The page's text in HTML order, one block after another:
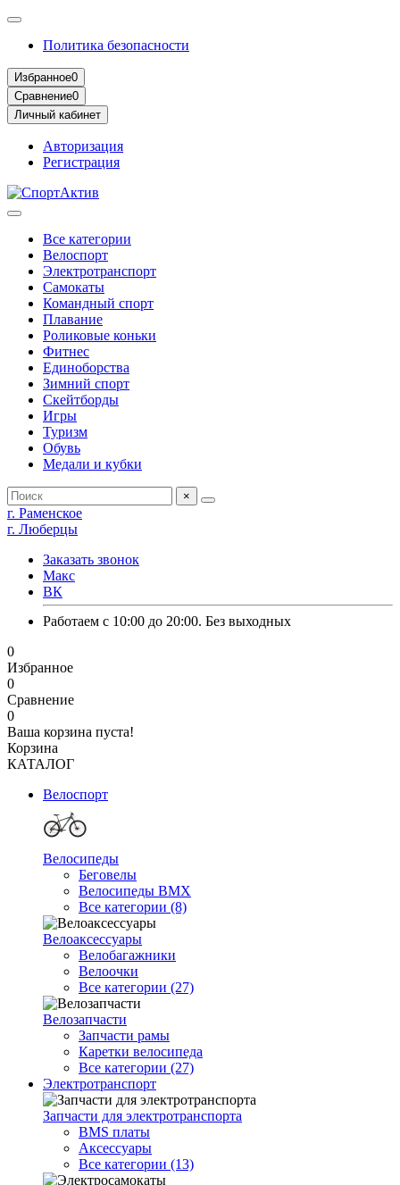
Политика безопасности
Избранное0
Сравнение0
Личный кабинет
Авторизация
Регистрация
Все категории
Велоспорт
Электротранспорт
Самокаты
Командный спорт
Плавание
Роликовые коньки
Фитнес
Единоборства
Зимний спорт
Скейтборды
Игры
Туризм
Обувь
Медали и кубки
×
г. Раменское
г. Люберцы
Заказать звонок
Макс
ВК
Работаем с 10:00 до 20:00. Без выходных
0
Избранное
0
Сравнение
0
Ваша корзина пуста!
Корзина
КАТАЛОГ
Велоспорт
Велосипеды
Беговелы
Велосипеды BMX
Все категории (8)
Велоаксессуары
Велобагажники
Велоочки
Все категории (27)
Велозапчасти
Запчасти рамы
Каретки велосипеда
Все категории (27)
Электротранспорт
Запчасти для электротранспорта
BMS платы
Аксессуары
Все категории (13)